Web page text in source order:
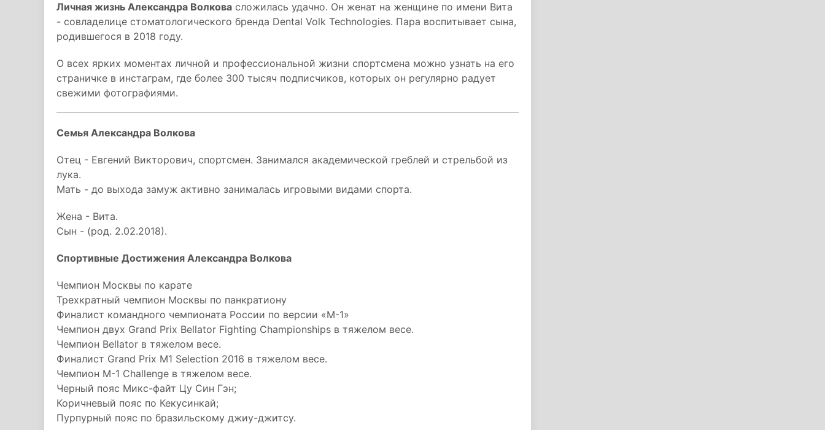
Личная жизнь Александра Волкова сложилась удачно. Он женат на женщине по имени Вита
- совладелице стоматологического бренда Dental Volk Technologies. Пара воспитывает сына,
родившегося в 2018 году.
О всех ярких моментах личной и профессиональной жизни спортсмена можно узнать на его
страничке в инстаграм, где более 300 тысяч подписчиков, которых он регулярно радует
свежими фотографиями.
Семья Александра Волкова
Отец - Евгений Викторович, спортсмен. Занимался академической греблей и стрельбой из
лука.
Мать - до выхода замуж активно занималась игровыми видами спорта.
Жена - Вита.
Сын - (род. 2.02.2018).
Спортивные Достижения Александра Волкова
Чемпион Москвы по карате
Трехкратный чемпион Москвы по панкратиону
Финалист командного чемпионата России по версии «M-1»
Чемпион двух Grand Prix Bellator Fighting Championships в тяжелом весе.
Чемпион Bellator в тяжелом весе.
Финалист Grand Prix М1 Selection 2016 в тяжелом весе.
Чемпион M-1 Challenge в тяжелом весе.
Черный пояс Микс-файт Цу Син Гэн;
Коричневый пояс по Кекусинкай;
Пурпурный пояс по бразильскому джиу-джитсу.